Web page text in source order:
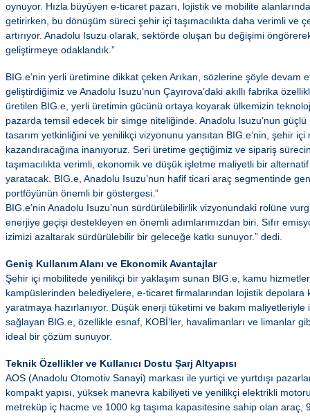
oynuyor. Hızla büyüyen e-ticaret pazarı, lojistik ve mobilite
getirirken, bu dönüşüm süreci şehir içi taşımacılıkta daha verimli ve
artırıyor. Anadolu Isuzu olarak, sektörde oluşan bu değişimi
geliştirmeye odaklandık.”
BIG.e’nin yerli üretimine dikkat çeken Arıkan, sözlerine şöyle devam
geliştirdiğimiz ve Anadolu Isuzu’nun Çayırova’daki akıllı fabrika
üretilen BIG.e, yerli üretimin gücünü ortaya koyarak ülkemizin
pazarda temsil edecek bir simge niteliğinde. Anadolu Isuzu’nun güçlü
tasarım yetkinliğini ve yenilikçi vizyonunu yansıtan BIG.e’nin, şehir
kazandıracağına inanıyoruz. Seri üretime geçtiğimiz ve sipariş
taşımacılıkta verimli, ekonomik ve düşük işletme maliyetli bir
yaratacak. BIG.e, Anadolu Isuzu’nun hafif ticari araç segmentinde
portföyünün önemli bir göstergesi.”
BIG.e’nin Anadolu Isuzu’nun sürdürülebilirlik vizyonundaki rolüne
enerjiye geçişi destekleyen en önemli adımlarımızdan biri. Sıfır
izimizi azaltarak sürdürülebilir bir geleceğe katkı sunuyor.” dedi.
Geniş Kullanım Alanı ve Ekonomik Avantajlar
Şehir içi mobilitede yenilikçi bir yaklaşım sunan BIG.e, kamu
kampüslerinden belediyelere, e-ticaret firmalarından lojistik depolara
yaratmaya hazırlanıyor. Düşük enerji tüketimi ve bakım
sağlayan BIG.e, özellikle esnaf, KOBİ’ler, havalimanları ve limanlar
ideal bir çözüm sunuyor.
Teknik Özellikler ve Kullanıcı Dostu Şarj Altyapısı
AOS (Anadolu Otomotiv Sanayi) markası ile yurtiçi ve yurtdışı
kompakt yapısı, yüksek manevra kabiliyeti ve yenilikçi elektrikli
metreküp iç hacme ve 1000 kg taşıma kapasitesine sahip olan araç,